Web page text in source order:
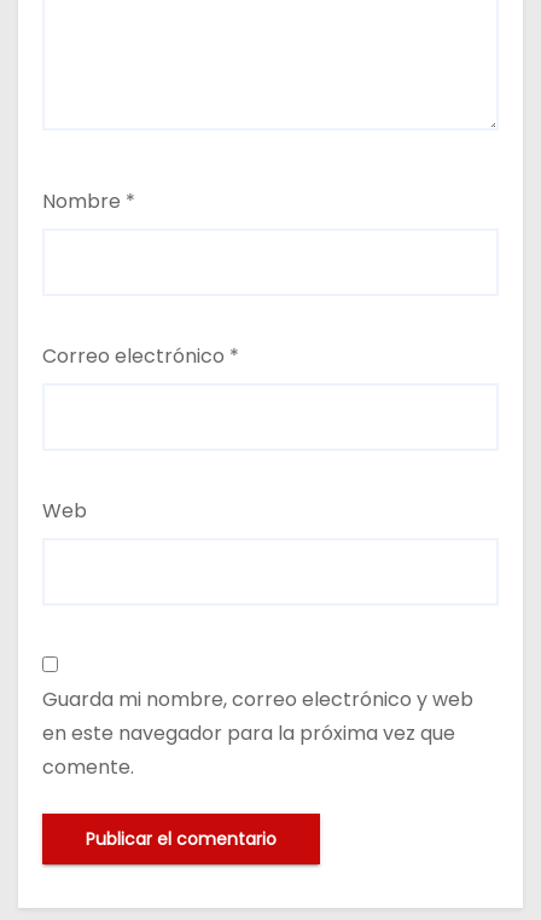
Nombre *
Correo electrónico *
Web
Guarda mi nombre, correo electrónico y web
en este navegador para la próxima vez que
comente.